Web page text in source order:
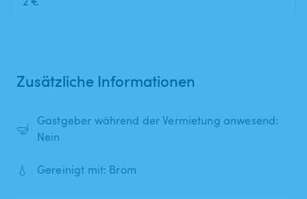
Zusätzliche Informationen
🤿
Gastgeber während der Vermietung anwesend:
Nein
💧 Gereinigt mit: Brom